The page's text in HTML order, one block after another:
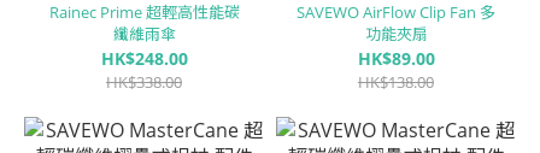
Rainec Prime 超輕高性能碳
纖維雨傘
HK$248.00
HK$338.00
SAVEWO AirFlow Clip Fan 多
功能夾扇
HK$89.00
HK$138.00